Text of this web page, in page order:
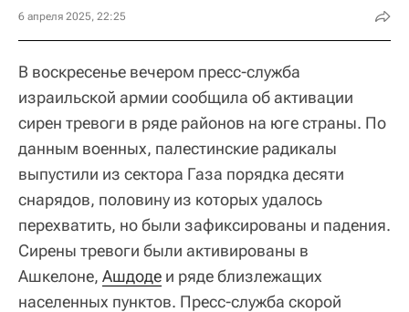
6 апреля 2025, 22:25
В воскресенье вечером пресс-служба
израильской армии сообщила об активации
сирен тревоги в ряде районов на юге страны. По
данным военных, палестинские радикалы
выпустили из сектора Газа порядка десяти
снарядов, половину из которых удалось
перехватить, но были зафиксированы и падения.
Сирены тревоги были активированы в
Ашкелоне, Ашдоде и ряде близлежащих
населенных пунктов. Пресс-служба скорой